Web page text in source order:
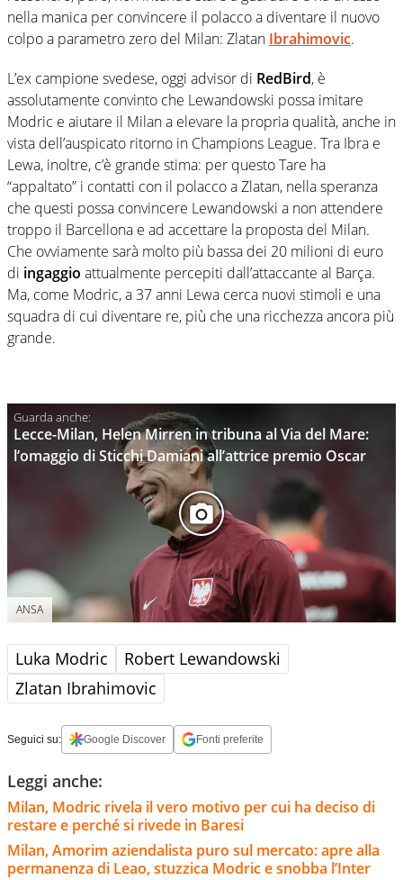
nella manica per convincere il polacco a diventare il nuovo
colpo a parametro zero del Milan: Zlatan Ibrahimovic.
L’ex campione svedese, oggi advisor di RedBird, è
assolutamente convinto che Lewandowski possa imitare
Modric e aiutare il Milan a elevare la propria qualità, anche in
vista dell’auspicato ritorno in Champions League. Tra Ibra e
Lewa, inoltre, c’è grande stima: per questo Tare ha
“appaltato” i contatti con il polacco a Zlatan, nella speranza
che questi possa convincere Lewandowski a non attendere
troppo il Barcellona e ad accettare la proposta del Milan.
Che ovviamente sarà molto più bassa dei 20 milioni di euro
di ingaggio attualmente percepiti dall’attaccante al Barça.
Ma, come Modric, a 37 anni Lewa cerca nuovi stimoli e una
squadra di cui diventare re, più che una ricchezza ancora più
grande.
Lecce-Milan, Helen Mirren in tribuna al Via del Mare:
l’omaggio di Sticchi Damiani all’attrice premio Oscar
ANSA
Luka Modric
Robert Lewandowski
Zlatan Ibrahimovic
Seguici su: Google Discover Fonti preferite
Leggi anche:
Milan, Modric rivela il vero motivo per cui ha deciso di
restare e perché si rivede in Baresi
Milan, Amorim aziendalista puro sul mercato: apre alla
permanenza di Leao, stuzzica Modric e snobba l’Inter